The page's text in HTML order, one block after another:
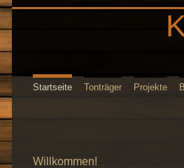
Startseite Tonträger Projekte
Willkommen!